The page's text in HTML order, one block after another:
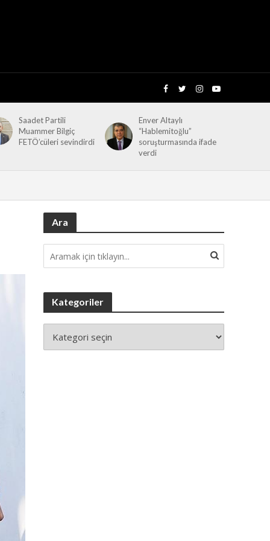
Saadet Partili
Muammer Bilgiç
FETÖ’cüleri sevindirdi
Enver Altaylı
“Hablemitoğlu”
soruşturmasında ifade
verdi
Ara
Kategoriler